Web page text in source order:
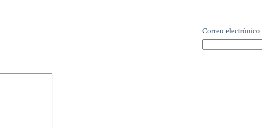
Correo electrónico